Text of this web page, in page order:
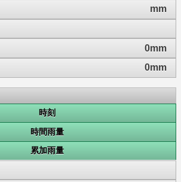
mm
0mm
0mm
時刻
時間雨量
累加雨量